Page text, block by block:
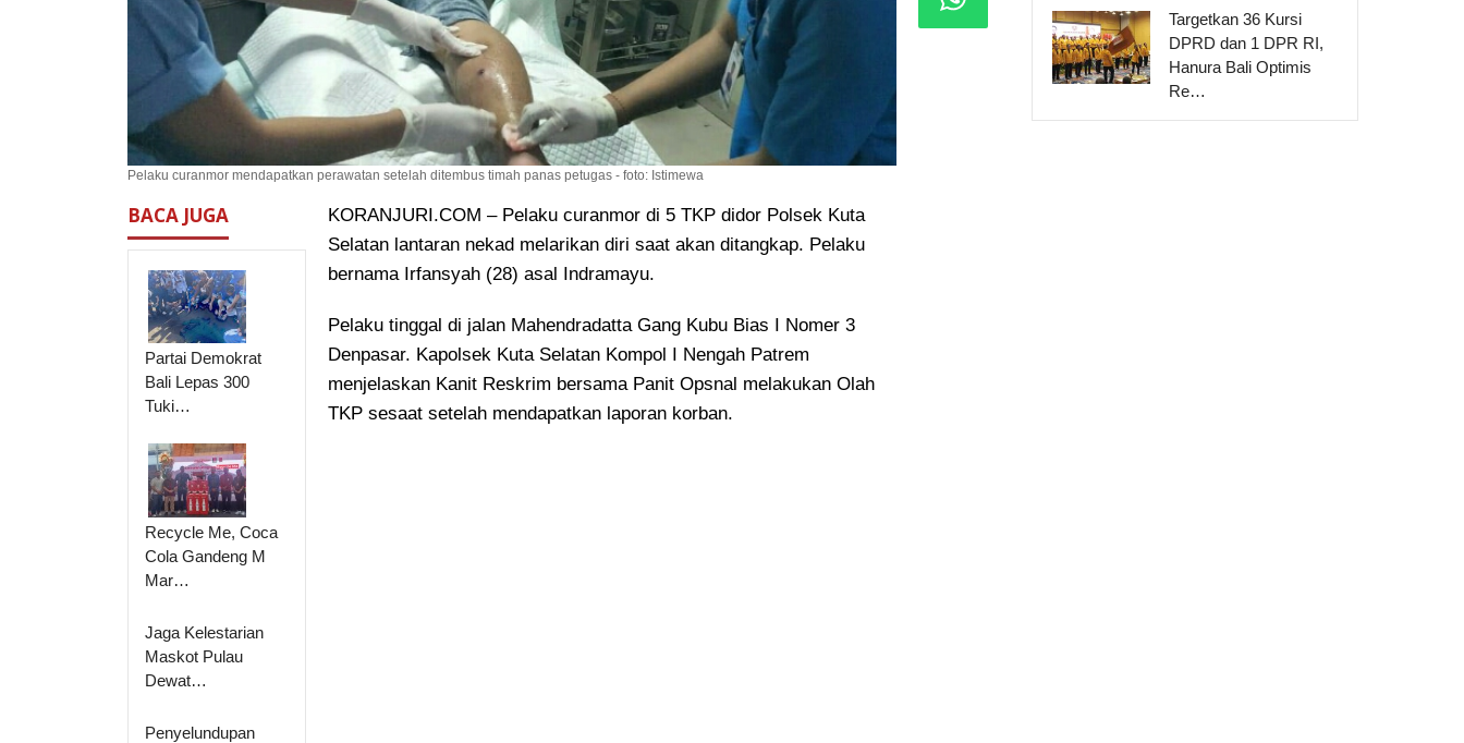
Pelaku curanmor mendapatkan perawatan setelah ditembus timah panas petugas - foto: Istimewa
BACA JUGA
Partai Demokrat
Bali Lepas 300
Tuki…
Recycle Me, Coca
Cola Gandeng M
Mar…
Jaga Kelestarian
Maskot Pulau
Dewat…
Penyelundupan
KORANJURI.COM – Pelaku curanmor di 5 TKP didor Polsek Kuta
Selatan lantaran nekad melarikan diri saat akan ditangkap. Pelaku
bernama Irfansyah (28) asal Indramayu.
Pelaku tinggal di jalan Mahendradatta Gang Kubu Bias I Nomer 3
Denpasar. Kapolsek Kuta Selatan Kompol I Nengah Patrem
menjelaskan Kanit Reskrim bersama Panit Opsnal melakukan Olah
TKP sesaat setelah mendapatkan laporan korban.
Targetkan 36 Kursi
DPRD dan 1 DPR RI,
Hanura Bali Optimis
Re…